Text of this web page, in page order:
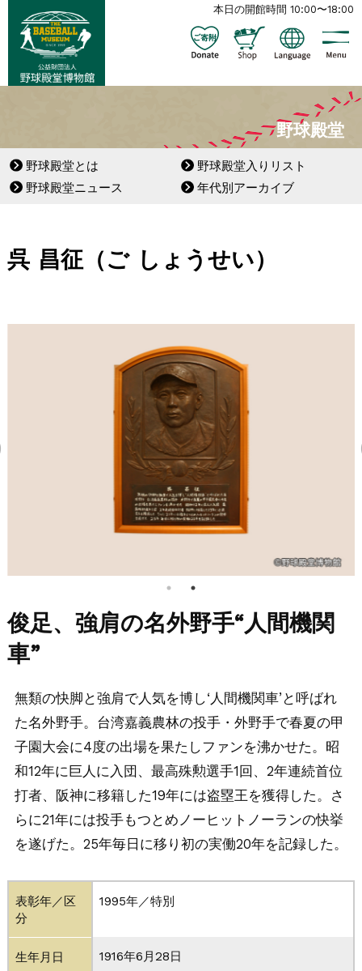
本日の開館時間 10:00〜18:00
野球殿堂
野球殿堂とは
野球殿堂入りリスト
野球殿堂ニュース
年代別アーカイブ
呉 昌征（ご しょうせい）
俊足、強肩の名外野手“人間機関
車”
無類の快脚と強肩で人気を博し‘人間機関車’と呼ばれ
た名外野手。台湾嘉義農林の投手・外野手で春夏の甲
子園大会に4度の出場を果たしファンを沸かせた。昭
和12年に巨人に入団、最高殊勲選手1回、2年連続首位
打者、阪神に移籍した19年には盗塁王を獲得した。さ
らに21年には投手もつとめノーヒットノーランの快挙
を遂げた。25年毎日に移り初の実働20年を記録した。
表彰年／区
分
1995年／特別
生年月日 1916年6月28日